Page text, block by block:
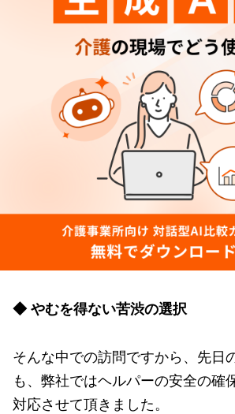
◆ やむを得ない苦渋の選択
そんな中での訪問ですから、先日
も、弊社ではヘルパーの安全の確
対応させて頂きました。